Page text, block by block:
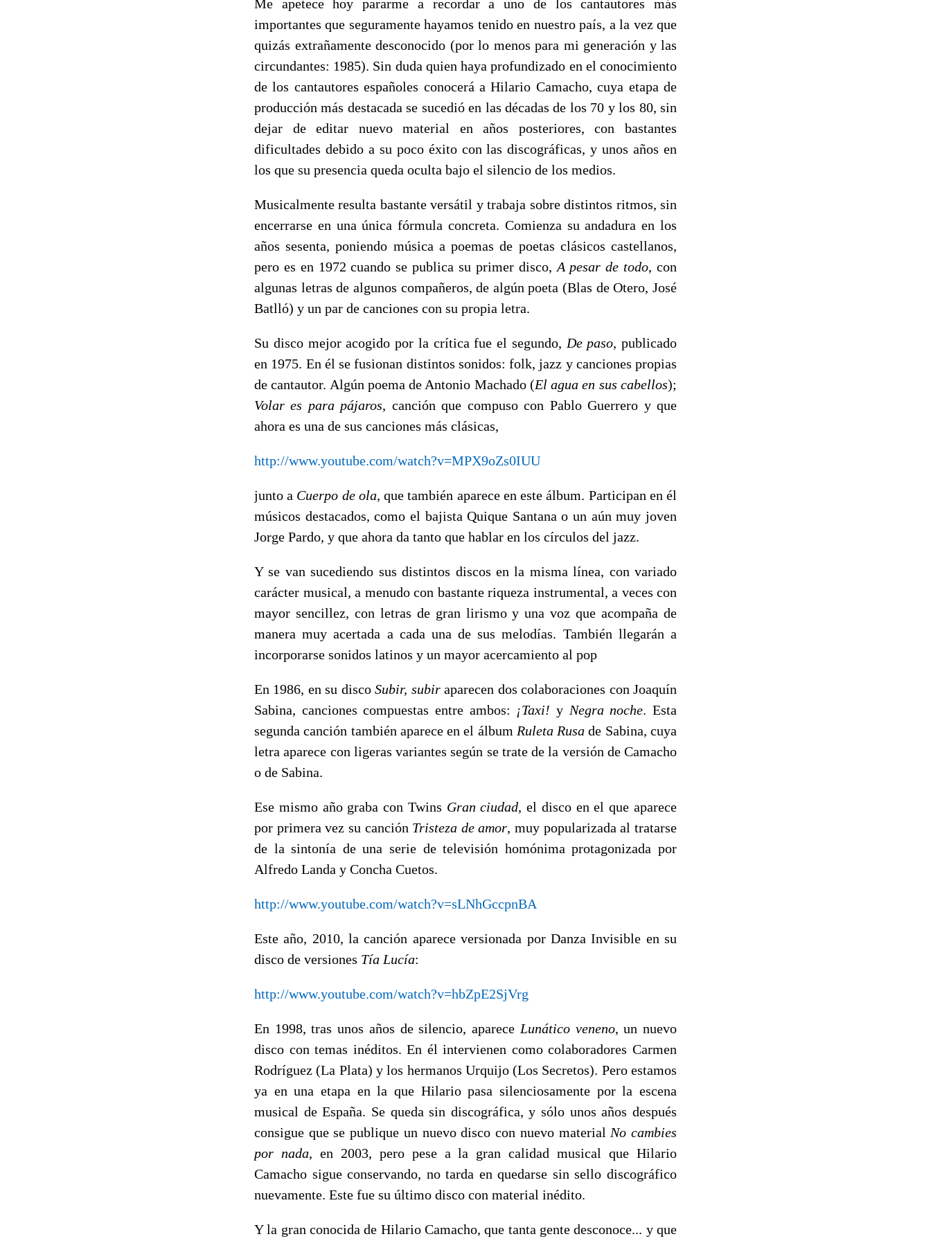
Me apetece hoy pararme a recordar a uno de los cantautores más
importantes que seguramente hayamos tenido en nuestro país, a la vez que
quizás extrañamente desconocido (por lo menos para mi generación y las
circundantes: 1985). Sin duda quien haya profundizado en el conocimiento
de los cantautores españoles conocerá a Hilario Camacho, cuya etapa de
producción más destacada se sucedió en las décadas de los 70 y los 80, sin
dejar de editar nuevo material en años posteriores, con bastantes
dificultades debido a su poco éxito con las discográficas, y unos años en
los que su presencia queda oculta bajo el silencio de los medios.
Musicalmente resulta bastante versátil y trabaja sobre distintos ritmos, sin
encerrarse en una única fórmula concreta. Comienza su andadura en los
años sesenta, poniendo música a poemas de poetas clásicos castellanos,
pero es en 1972 cuando se publica su primer disco, A pesar de todo, con
algunas letras de algunos compañeros, de algún poeta (Blas de Otero, José
Batlló) y un par de canciones con su propia letra.
Su disco mejor acogido por la crítica fue el segundo, De paso, publicado
en 1975. En él se fusionan distintos sonidos: folk, jazz y canciones propias
de cantautor. Algún poema de Antonio Machado (El agua en sus cabellos);
Volar es para pájaros, canción que compuso con Pablo Guerrero y que
ahora es una de sus canciones más clásicas,
http://www.youtube.com/watch?v=MPX9oZs0IUU
junto a Cuerpo de ola, que también aparece en este álbum. Participan en él
músicos destacados, como el bajista Quique Santana o un aún muy joven
Jorge Pardo, y que ahora da tanto que hablar en los círculos del jazz.
Y se van sucediendo sus distintos discos en la misma línea, con variado
carácter musical, a menudo con bastante riqueza instrumental, a veces con
mayor sencillez, con letras de gran lirismo y una voz que acompaña de
manera muy acertada a cada una de sus melodías. También llegarán a
incorporarse sonidos latinos y un mayor acercamiento al pop
En 1986, en su discoSubir, subiraparecen dos colaboraciones con Joaquín
Sabina, canciones compuestas entre ambos: ¡Taxi! y Negra noche. Esta
segunda canción también aparece en el álbum Ruleta Rusa de Sabina, cuya
letra aparece con ligeras variantes según se trate de la versión de Camacho
o de Sabina.
Ese mismo año graba con Twins Gran ciudad, el disco en el que aparece
por primera vez su canción Tristeza de amor, muy popularizada al tratarse
de la sintonía de una serie de televisión homónima protagonizada por
Alfredo Landa y Concha Cuetos.
http://www.youtube.com/watch?v=sLNhGccpnBA
Este año, 2010, la canción aparece versionada por Danza Invisible en su
disco de versiones Tía Lucía:
http://www.youtube.com/watch?v=hbZpE2SjVrg
En 1998, tras unos años de silencio, aparece Lunático veneno, un nuevo
disco con temas inéditos. En él intervienen como colaboradores Carmen
Rodríguez (La Plata) y los hermanos Urquijo (Los Secretos). Pero estamos
ya en una etapa en la que Hilario pasa silenciosamente por la escena
musical de España. Se queda sin discográfica, y sólo unos años después
consigue que se publique un nuevo disco con nuevo material No cambies
por nada, en 2003, pero pese a la gran calidad musical que Hilario
Camacho sigue conservando, no tarda en quedarse sin sello discográfico
nuevamente. Este fue su último disco con material inédito.
Y la gran conocida de Hilario Camacho, que tanta gente desconoce... y que